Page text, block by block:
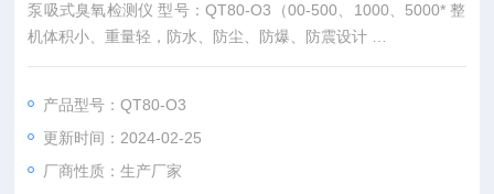
泵吸式臭氧检测仪 型号：QT80-O3（00-500、1000、5000* 整
机体积小、重量轻，防水、防尘、防爆、防震设计
* 高精度、高分辨率，响应迅速
* 数字LCD背光显示，声光、振动报警功能 ppm）
产品型号：QT80-O3
更新时间：2024-02-25
厂商性质：生产厂家